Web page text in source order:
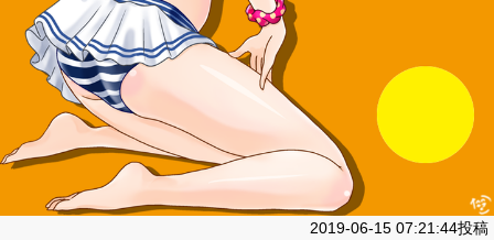
2019-06-15 07:21:44投稿